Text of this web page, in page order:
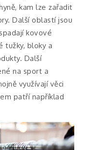
kam lze zařadit
Další oblastí jsou
kovové
tužky, bloky a
Další
na sport a
využívají věci
patří například